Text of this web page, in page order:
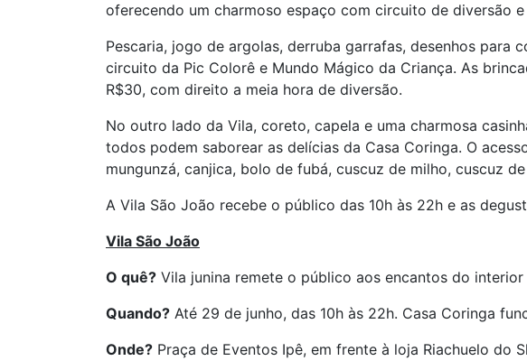
oferecendo um charmoso espaço com circuito de diversão
Pescaria, jogo de argolas, derruba garrafas, desenhos
circuito da Pic Colorê e Mundo Mágico da Criança. As
R$30, com direito a meia hora de diversão.
No outro lado da Vila, coreto, capela e uma charmosa
todos podem saborear as delícias da Casa Coringa. O
mungunzá, canjica, bolo de fubá, cuscuz de milho, cuscuz
A Vila São João recebe o público das 10h às 22h e as
Vila São João
O quê? Vila junina remete o público aos encantos do
Quando? Até 29 de junho, das 10h às 22h. Casa Coringa
Onde? Praça de Eventos Ipê, em frente à loja Riachuelo do